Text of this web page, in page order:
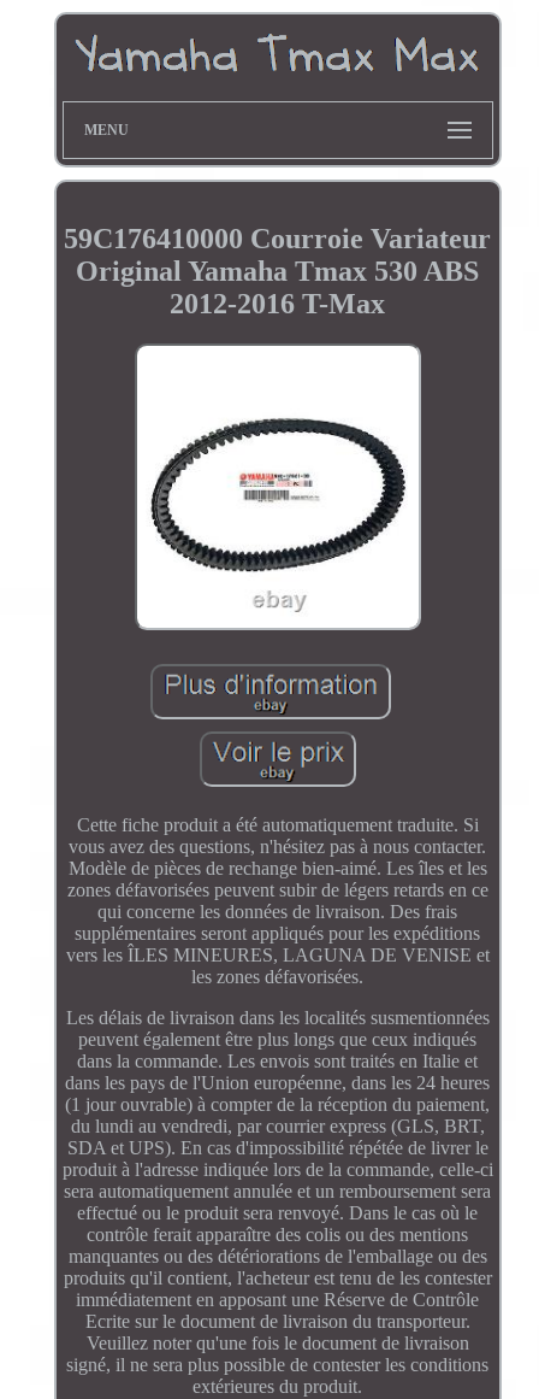
MENU
59C176410000 Courroie Variateur
Original Yamaha Tmax 530 ABS
2012-2016 T-Max
Cette fiche produit a été automatiquement traduite. Si
vous avez des questions, n'hésitez pas à nous contacter.
Modèle de pièces de rechange bien-aimé. Les îles et les
zones défavorisées peuvent subir de légers retards en ce
qui concerne les données de livraison. Des frais
supplémentaires seront appliqués pour les expéditions
vers les ÎLES MINEURES, LAGUNA DE VENISE et
les zones défavorisées.
Les délais de livraison dans les localités susmentionnées
peuvent également être plus longs que ceux indiqués
dans la commande. Les envois sont traités en Italie et
dans les pays de l'Union européenne, dans les 24 heures
(1 jour ouvrable) à compter de la réception du paiement,
du lundi au vendredi, par courrier express (GLS, BRT,
SDA et UPS). En cas d'impossibilité répétée de livrer le
produit à l'adresse indiquée lors de la commande, celle-ci
sera automatiquement annulée et un remboursement sera
effectué ou le produit sera renvoyé. Dans le cas où le
contrôle ferait apparaître des colis ou des mentions
manquantes ou des détériorations de l'emballage ou des
produits qu'il contient, l'acheteur est tenu de les contester
immédiatement en apposant une Réserve de Contrôle
Ecrite sur le document de livraison du transporteur.
Veuillez noter qu'une fois le document de livraison
signé, il ne sera plus possible de contester les conditions
extérieures du produit.